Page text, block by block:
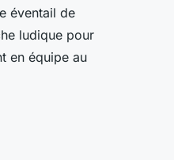
éventail de
ludique pour
en équipe au